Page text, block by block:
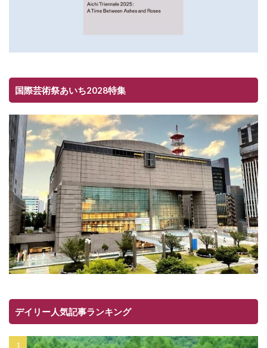
国際芸術祭あいち2028特集
デイリー人気記事ランキング